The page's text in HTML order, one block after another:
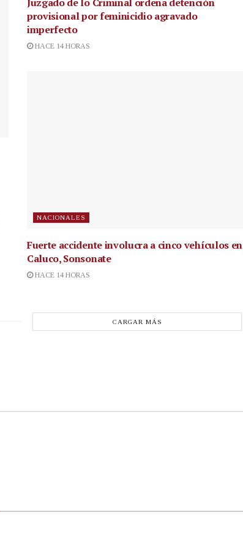
provisional por feminicidio agravado
imperfecto
HACE 14 HORAS
NACIONALES
Fuerte accidente involucra a cinco vehículos en
Caluco, Sonsonate
HACE 14 HORAS
CARGAR MÁS